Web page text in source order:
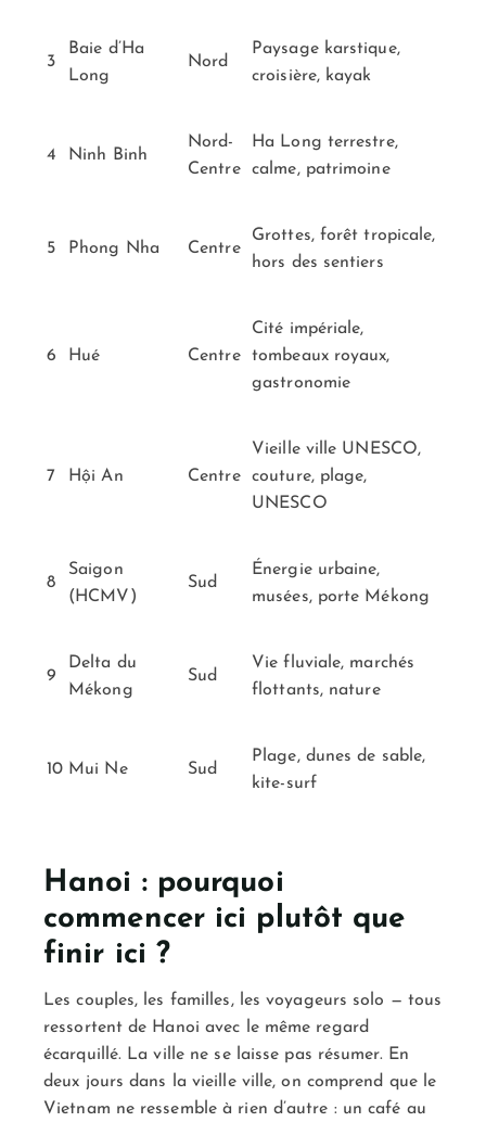
3
Baie d’Ha
Long
Nord
Paysage karstique,
croisière, kayak
4 Ninh Binh
Nord-
Centre
Ha Long terrestre,
calme, patrimoine
5 Phong Nha Centre
Grottes, forêt tropicale,
hors des sentiers
6 Hué Centre
Cité impériale,
tombeaux royaux,
gastronomie
7 Hội An Centre
Vieille ville UNESCO,
couture, plage,
UNESCO
8
Saigon
(HCMV)
Sud
Énergie urbaine,
musées, porte Mékong
9
Delta du
Mékong
Sud
Vie fluviale, marchés
flottants, nature
10 Mui Ne Sud
Plage, dunes de sable,
kite-surf
Hanoi : pourquoi
commencer ici plutôt que
finir ici ?
Les couples, les familles, les voyageurs solo — tous
ressortent de Hanoi avec le même regard
écarquillé. La ville ne se laisse pas résumer. En
deux jours dans la vieille ville, on comprend que le
Vietnam ne ressemble à rien d’autre : un café au